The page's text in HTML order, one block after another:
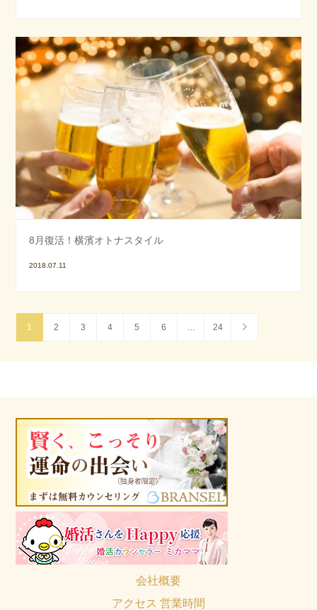
8月復活！横濱オトナスタイル
2018.07.11
1 2 3 4 5 6 24
会社概要
アクセス 営業時間